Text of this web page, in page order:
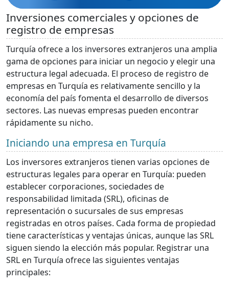
Inversiones comerciales y opciones de
registro de empresas
Turquía ofrece a los inversores extranjeros una amplia
gama de opciones para iniciar un negocio y elegir una
estructura legal adecuada. El proceso de registro de
empresas en Turquía es relativamente sencillo y la
economía del país fomenta el desarrollo de diversos
sectores. Las nuevas empresas pueden encontrar
rápidamente su nicho.
Iniciando una empresa en Turquía
Los inversores extranjeros tienen varias opciones de
estructuras legales para operar en Turquía: pueden
establecer corporaciones, sociedades de
responsabilidad limitada (SRL), oficinas de
representación o sucursales de sus empresas
registradas en otros países. Cada forma de propiedad
tiene características y ventajas únicas, aunque las SRL
siguen siendo la elección más popular. Registrar una
SRL en Turquía ofrece las siguientes ventajas
principales: